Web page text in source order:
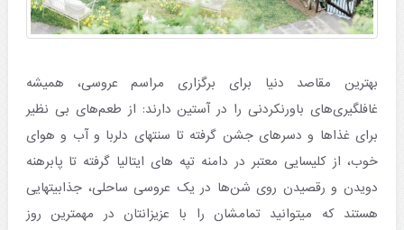
بهترین مقاصد دنیا برای برگزاری مراسم عروسی، همیشه
غافلگیری‌های باورنکردنی را در آستین دارند: از طعم‌های بی نظیر
برای غذاها و دسرهای جشن گرفته تا سنتهای دلربا و آب و هوای
خوب، از کلیسایی معتبر در دامنه تپه های ایتالیا گرفته تا پابرهنه
دویدن و رقصیدن روی شن‌ها در یک عروسی ساحلی، جذابیتهایی
هستند که میتوانید تمامشان را با عزیزانتان در مهمترین روز